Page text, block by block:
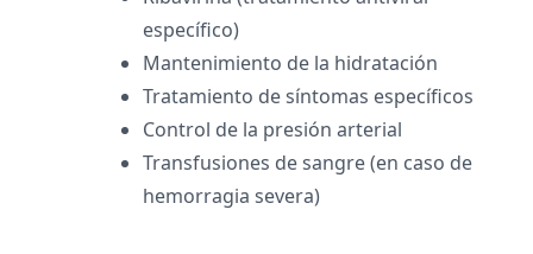
específico)
Mantenimiento de la hidratación
Tratamiento de síntomas específicos
Control de la presión arterial
Transfusiones de sangre (en caso de
hemorragia severa)